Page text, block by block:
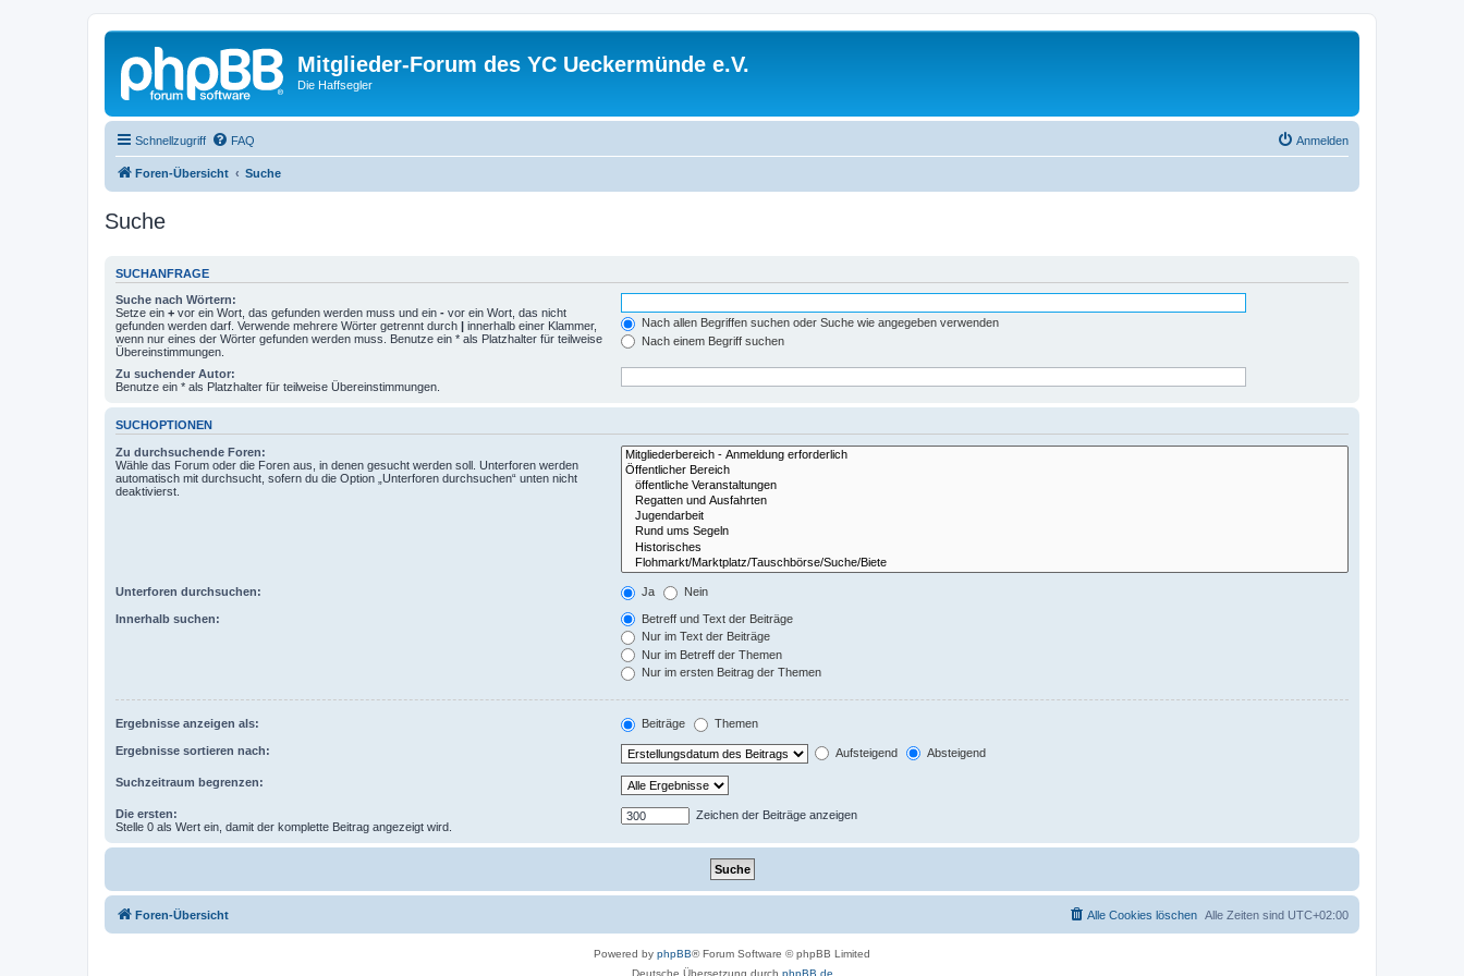
Mitglieder-Forum des YC Ueckermünde e.V.
Die Haffsegler
Schnellzugriff FAQ Anmelden
Foren-Übersicht Suche
Suche
SUCHANFRAGE
Suche nach Wörtern:
Setze ein + vor ein Wort, das gefunden werden muss und ein - vor ein Wort, das nicht
gefunden werden darf. Verwende mehrere Wörter getrennt durch | innerhalb einer Klammer,
wenn nur eines der Wörter gefunden werden muss. Benutze ein * als Platzhalter für teilweise
Übereinstimmungen.
Nach allen Begriffen suchen oder Suche wie angegeben verwenden
Nach einem Begriff suchen
Zu suchender Autor:
Benutze ein * als Platzhalter für teilweise Übereinstimmungen.
SUCHOPTIONEN
Zu durchsuchende Foren:
Wähle das Forum oder die Foren aus, in denen gesucht werden soll. Unterforen werden
automatisch mit durchsucht, sofern du die Option „Unterforen durchsuchen“ unten nicht
deaktivierst.
Unterforen durchsuchen: Ja Nein
Innerhalb suchen:
Betreff und Text der Beiträge
Nur im Text der Beiträge
Nur im Betreff der Themen
Nur im ersten Beitrag der Themen
Ergebnisse anzeigen als: Beiträge Themen
Ergebnisse sortieren nach: Aufsteigend Absteigend
Suchzeitraum begrenzen:
Die ersten:
Stelle 0 als Wert ein, damit der komplette Beitrag angezeigt wird.
Zeichen der Beiträge anzeigen
Foren-Übersicht Alle Zeiten sind UTC+02:00
Alle Cookies löschen
Powered by phpBB® Forum Software © phpBB Limited
Deutsche Übersetzung durch phpBB.de